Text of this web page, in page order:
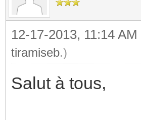
12-17-2013, 11:14 AM
tiramiseb.)
Salut à tous,